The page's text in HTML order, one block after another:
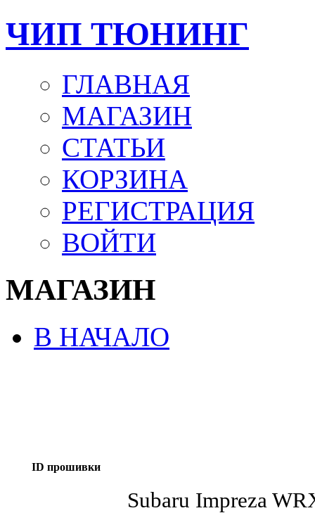
ЧИП ТЮНИНГ
ГЛАВНАЯ
МАГАЗИН
СТАТЬИ
КОРЗИНА
РЕГИСТРАЦИЯ
ВОЙТИ
МАГАЗИН
В НАЧАЛО
ID прошивки
Subaru Impreza